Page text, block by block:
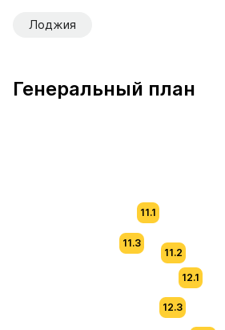
Лоджия
Генеральный план
11.3
11.1
11.2
12.1
12.3